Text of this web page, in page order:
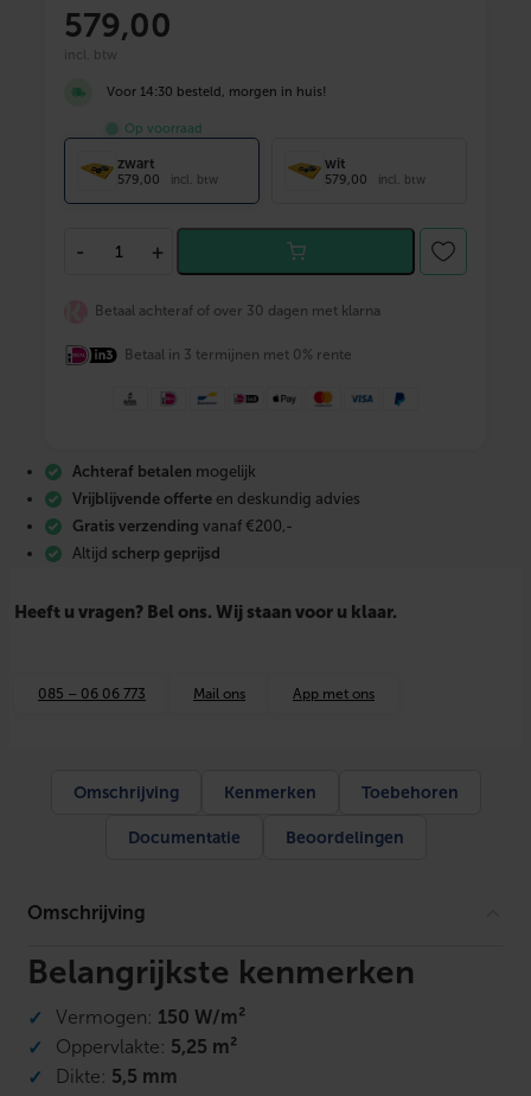
579,00
incl. btw
Voor 14:30 besteld, morgen in huis!
Op voorraad
zwart
579,00 incl. btw
wit
579,00 incl. btw
D
n
S
t
S
c
W
i
i
-
t
h
- +
Betaal achteraf of over 30 dagen met klarna
Betaal in 3 termijnen met 0% rente
Achteraf betalen mogelijk
Vrijblijvende offerte en deskundig advies
Gratis verzending vanaf €200,-
Altijd scherp geprijsd
Heeft u vragen? Bel ons. Wij staan voor u klaar.
085 – 06 06 773 Mail ons App met ons
Omschrijving Kenmerken Toebehoren
Documentatie Beoordelingen
Omschrijving
Belangrijkste kenmerken
Vermogen: 150 W/m²
Oppervlakte: 5,25 m²
Dikte: 5,5 mm